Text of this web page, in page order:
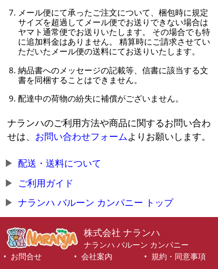
メール便にて承ったご注文について、梱包時に規定
サイズを超過してメール便でお送りできない場合は
ヤマト通常便でお送りいたします。 その場合でも特
に追加料金はありません。 精算時にご請求させてい
ただいたメール便の送料にてお送りいたします。
納品書へのメッセージの記載等、信書に該当する文
書を同梱することはできません。
配達中の荷物の紛失に補償がございません。
ナランハのご利用方法や商品に関するお問い合わ
せは、 お問い合わせフォームよりお願いします。
配送・送料について
ご利用ガイド
ナランハ バルーン カンパニー トップ
株式会社 ナランハ
ナランハ バルーン カンパニー
お問合せ
会社案内
規約・同意事項